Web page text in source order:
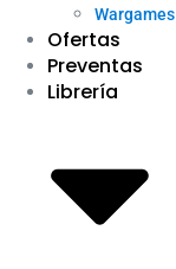
Wargames
Ofertas
Preventas
Librería